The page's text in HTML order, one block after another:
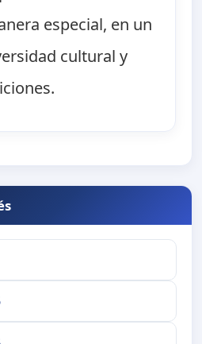
especial, en un
cultural y